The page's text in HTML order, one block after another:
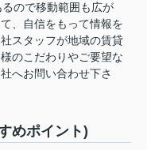
ので移動範囲も広が
、自信をもって情報を
スタッフが地域の賃貸
のこだわりやご要望な
へお問い合わせ下さ
めポイント)